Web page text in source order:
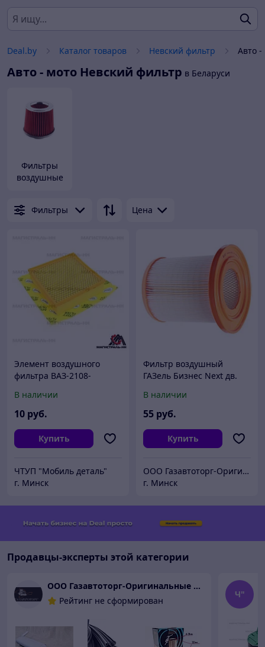
Deal.by Каталог товаров Невский фильтр Авто -
Авто - мото Невский фильтр в Беларуси
Фильтры
воздушные
Фильтры Цена
Элемент воздушного
фильтра ВАЗ-2108-
В наличии
10 руб.
Купить
ЧТУП "Мобиль деталь"
г. Минск
Фильтр воздушный
ГАЗель Бизнес Next дв.
(длинный) 28-1109013-10
2800110901310
В наличии
55 руб.
Купить
ООО Газавтоторг-Оригинальные запчасти ГАЗ, УАЗ, Газель Next
г. Минск
Продавцы-эксперты этой категории
ООО Газавтоторг-Оригинальные запчасти ГАЗ, УАЗ, Газель Next
Рейтинг не сформирован
Ч"